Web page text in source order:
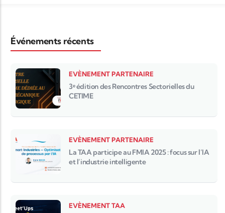
Événements récents
EVÈNEMENT PARTENAIRE
3ᵉ édition des Rencontres Sectorielles du
CETIME
EVÈNEMENT PARTENAIRE
La TAA participe au FMIA 2025 : focus sur l’IA
et l’industrie intelligente
EVÈNEMENT TAA